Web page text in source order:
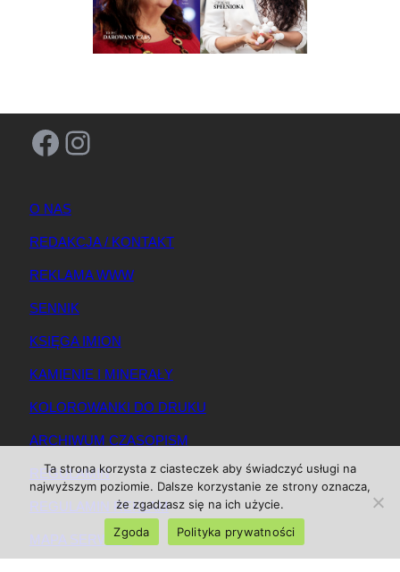
Facebook Instagram
O NAS
REDAKCJA / KONTAKT
REKLAMA WWW
SENNIK
KSIĘGA IMION
KAMIENIE I MINERAŁY
KOLOROWANKI DO DRUKU
ARCHIWUM CZASOPISM
REGULAMIN
REGULAMIN REKLAM
MAPA SERWISU
Ta strona korzysta z ciasteczek aby świadczyć usługi na
najwyższym poziomie. Dalsze korzystanie ze strony oznacza,
że zgadzasz się na ich użycie.
Zgoda
Polityka prywatności